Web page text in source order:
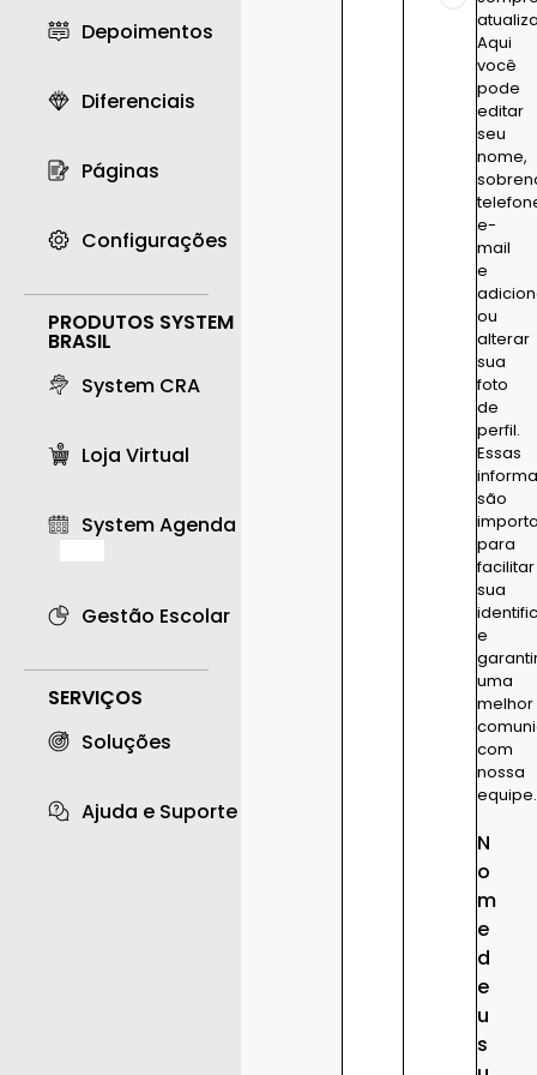
Depoimentos
Diferenciais
Páginas
Configurações
PRODUTOS SYSTEM
BRASIL
System CRA
Loja Virtual
System Agenda
Gestão Escolar
SERVIÇOS
Soluções
Ajuda e Suporte
Aqui
você
pode
editar
seu
nome,
e-
mail
e
ou
alterar
sua
foto
de
perfil.
Essas
são
para
facilitar
sua
e
uma
melhor
com
nossa
equipe.
N
o
m
e
d
e
u
s